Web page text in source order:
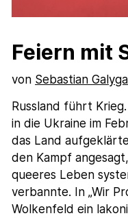
Feiern mit
von Sebastian Galyga
Russland führt
in die Ukraine im
das Land
den Kampf
queeres Leben
verbannte. In „Wir
Wolkenfeld ein